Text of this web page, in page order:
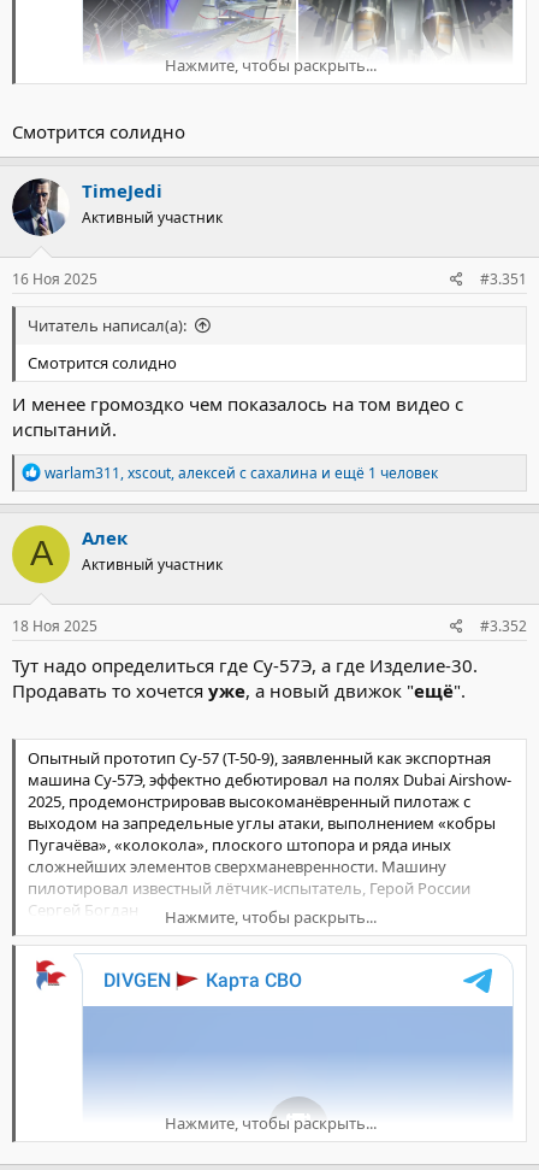
Нажмите, чтобы раскрыть...
Смотрится солидно
TimeJedi
Активный участник
16 Ноя 2025 #3.351
Читатель написал(а):
Смотрится солидно
И менее громоздко чем показалось на том видео с
испытаний.
Р
е
а
к
ц
и
и
:
warlam311,xscout,алексей с сахалина и ещё 1 человек
А Алек
Активный участник
18 Ноя 2025 #3.352
Тут надо определиться где Су-57Э, а где Изделие-30.
Продавать то хочется уже, а новый движок "ещё".
Опытный прототип Су-57 (Т-50-9), заявленный как экспортная
машина Су-57Э, эффектно дебютировал на полях Dubai Airshow-
2025, продемонстрировав высокоманëвренный пилотаж с
выходом на запредельные углы атаки, выполнением «кобры
Пугачёва», «колокола», плоского штопора и ряда иных
сложнейших элементов сверхманевренности. Машину
пилотировал известный лётчик-испытатель, Герой России
Сергей Богдан
Как отмечают международные обозреватели, показ Су-57Э в
Дубае перекликается со знаковой демонстрацией советского
перехватчика МиГ-31 в 1990 году, подчёркивая продолжение
способность продолжительного полёта со сверхзвуковой
крейсерской скоростью 1,6 – 1,7М даже без задействования
форсажного режима, и это с двигателями АЛ-41Ф1, в то время
Нажмите, чтобы раскрыть...
Нажмите, чтобы раскрыть...